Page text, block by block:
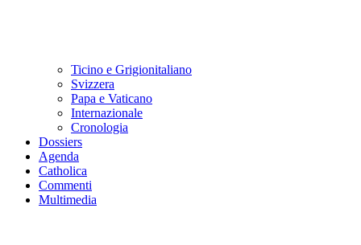
Ticino e Grigionitaliano
Svizzera
Papa e Vaticano
Internazionale
Cronologia
Dossiers
Agenda
Catholica
Commenti
Multimedia